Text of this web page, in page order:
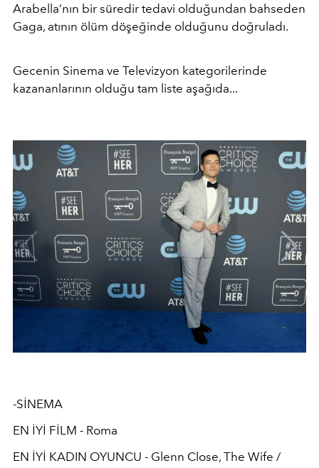
Arabella’nın bir süredir tedavi olduğundan bahseden
Gaga, atının ölüm döşeğinde olduğunu doğruladı.
Gecenin Sinema ve Televizyon kategorilerinde
kazananlarının olduğu tam liste aşağıda...
-SİNEMA
EN İYİ FİLM - Roma
EN İYİ KADIN OYUNCU - Glenn Close, The Wife /